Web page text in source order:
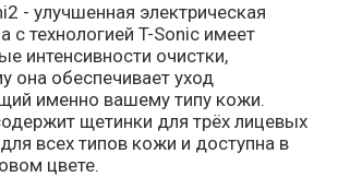
- улучшенная электрическая
с технологией T-Sonic имеет
интенсивности очистки,
она обеспечивает уход
именно вашему типу кожи.
щетинки для трёх лицевых
всех типов кожи и доступна в
цвете.